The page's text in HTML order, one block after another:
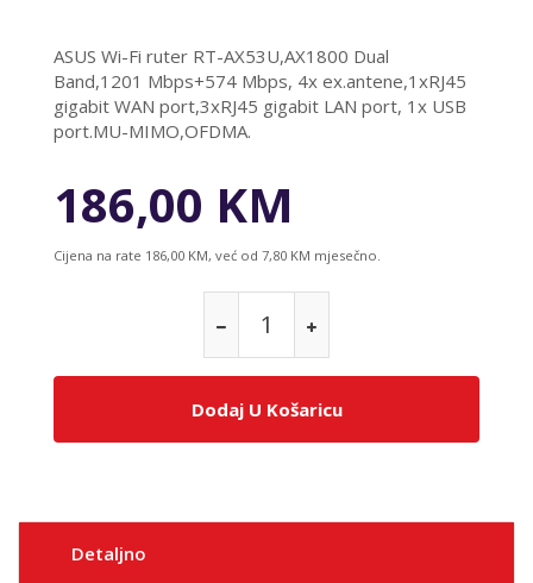
ASUS Wi-Fi ruter RT-AX53U,AX1800 Dual
Band,1201 Mbps+574 Mbps, 4x ex.antene,1xRJ45
gigabit WAN port,3xRJ45 gigabit LAN port, 1x USB
port.MU-MIMO,OFDMA.
186,00 KM
Cijena na rate 186,00 KM, već od 7,80 KM mjesečno.
Dodaj U Košaricu
Detaljno